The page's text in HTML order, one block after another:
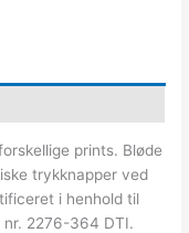
prints. Bløde
trykknapper ved
i henhold til
nr. 2276-364 DTI.